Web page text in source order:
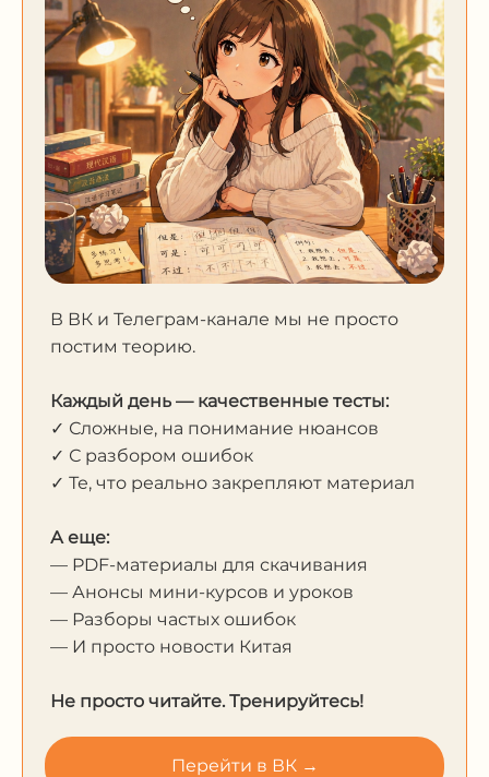
В ВК и Телеграм-канале мы не просто
постим теорию.
Каждый день — качественные тесты:
✓ Сложные, на понимание нюансов
✓ С разбором ошибок
✓ Те, что реально закрепляют материал
А еще:
— PDF-материалы для скачивания
— Анонсы мини-курсов и уроков
— Разборы частых ошибок
— И просто новости Китая
Не просто читайте. Тренируйтесь!
Перейти в ВК →